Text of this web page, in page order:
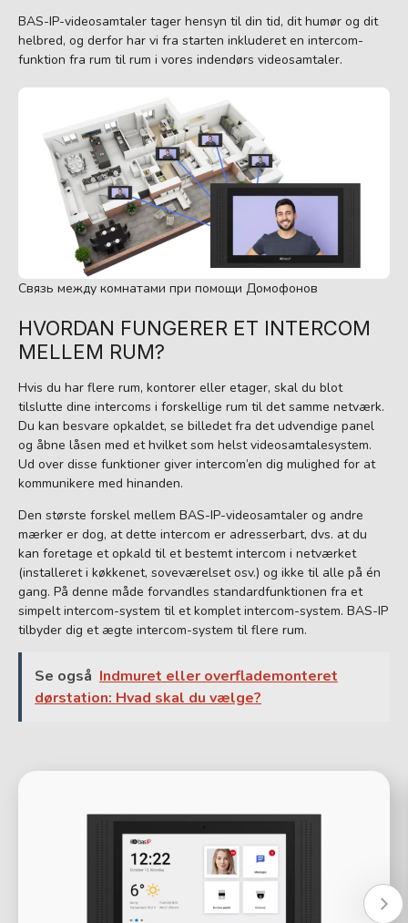
BAS-IP-videosamtaler tager hensyn til din tid, dit humør og dit
helbred, og derfor har vi fra starten inkluderet en intercom-
funktion fra rum til rum i vores indendørs videosamtaler.
Связь между комнатами при помощи Домофонов
HVORDAN FUNGERER ET INTERCOM
MELLEM RUM?
Hvis du har flere rum, kontorer eller etager, skal du blot
tilslutte dine intercoms i forskellige rum til det samme netværk.
Du kan besvare opkaldet, se billedet fra det udvendige panel
og åbne låsen med et hvilket som helst videosamtalesystem.
Ud over disse funktioner giver intercom’en dig mulighed for at
kommunikere med hinanden.
Den største forskel mellem BAS-IP-videosamtaler og andre
mærker er dog, at dette intercom er adresserbart, dvs. at du
kan foretage et opkald til et bestemt intercom i netværket
(installeret i køkkenet, soveværelset osv.) og ikke til alle på én
gang. På denne måde forvandles standardfunktionen fra et
simpelt intercom-system til et komplet intercom-system. BAS-IP
tilbyder dig et ægte intercom-system til flere rum.
Se også Indmuret eller overflademonteret
dørstation: Hvad skal du vælge?